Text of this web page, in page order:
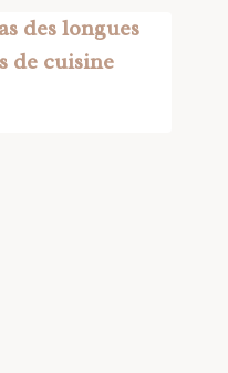
des longues
de cuisine